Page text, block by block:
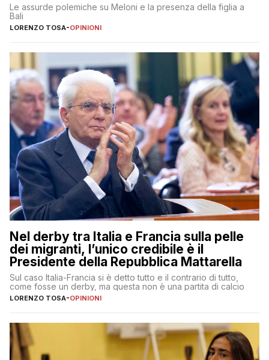
Le assurde polemiche su Meloni e la presenza della figlia a
Bali
LORENZO TOSA-OPINIONI
Nel derby tra Italia e Francia sulla pelle
dei migranti, l’unico credibile è il
Presidente della Repubblica Mattarella
Sul caso Italia-Francia si è detto tutto e il contrario di tutto,
come fosse un derby, ma questa non è una partita di calcio
LORENZO TOSA-OPINIONI